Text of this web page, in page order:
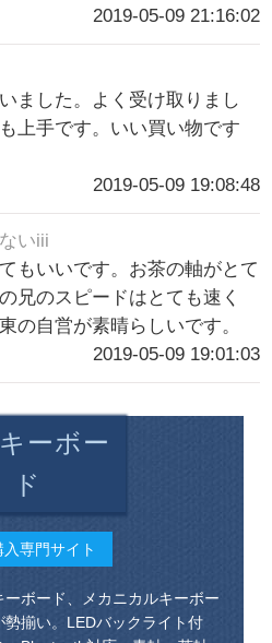
2019-05-09 21:16:02
ました。よく受け取りまし
上手です。いい買い物です
2019-05-09 19:08:48
いiii
もいいです。お茶の軸がとて
兄のスピードはとても速く
の自営が素晴らしいです。
2019-05-09 19:01:03
ーボー
ド
専門サイト
ボード、メカニカルキーボー
勢揃い。LEDバックライト付